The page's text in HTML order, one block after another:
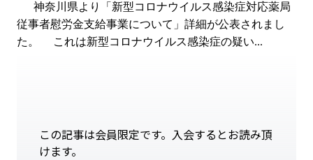
神奈川県より「新型コロナウイルス感染症対応薬局
従事者慰労金支給事業について」詳細が公表されまし
た。 これは新型コロナウイルス感染症の疑い...
この記事は会員限定です。入会するとお読み頂
けます。